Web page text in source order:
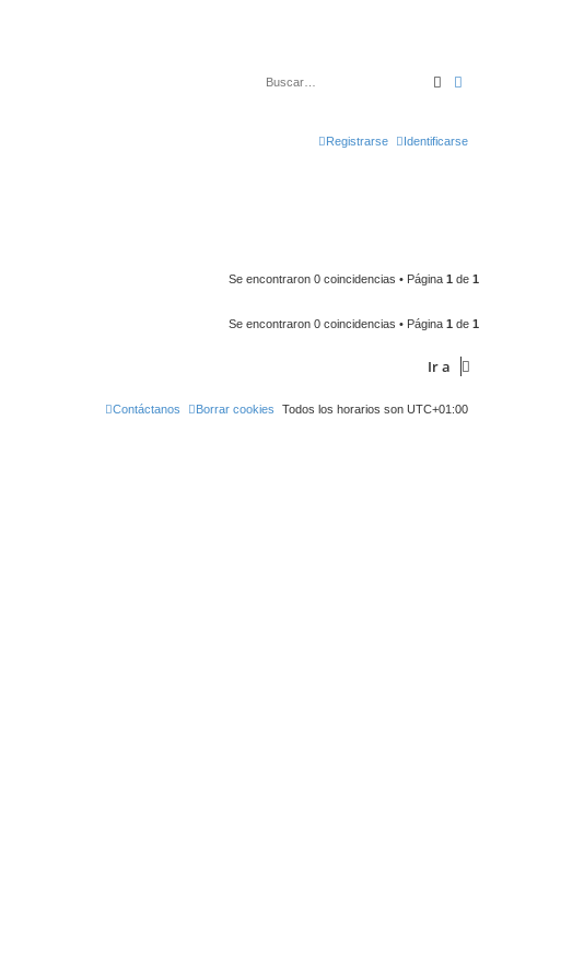
Buscar
Identificarse
Registrarse
Se encontraron 0 coincidencias • Página 1 de 1
Se encontraron 0 coincidencias • Página 1 de 1
Ir a
Todos los horarios son UTC+01:00
Borrar cookies
Contáctanos